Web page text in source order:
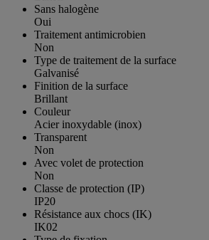
Sans halogène
Oui
Traitement antimicrobien
Non
Type de traitement de la surface
Galvanisé
Finition de la surface
Brillant
Couleur
Acier inoxydable (inox)
Transparent
Non
Avec volet de protection
Non
Classe de protection (IP)
IP20
Résistance aux chocs (IK)
IK02